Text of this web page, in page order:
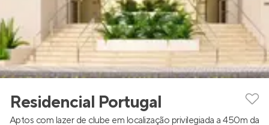
Residencial Portugal
Aptos com lazer de clube em localização privilegiada a 450m da